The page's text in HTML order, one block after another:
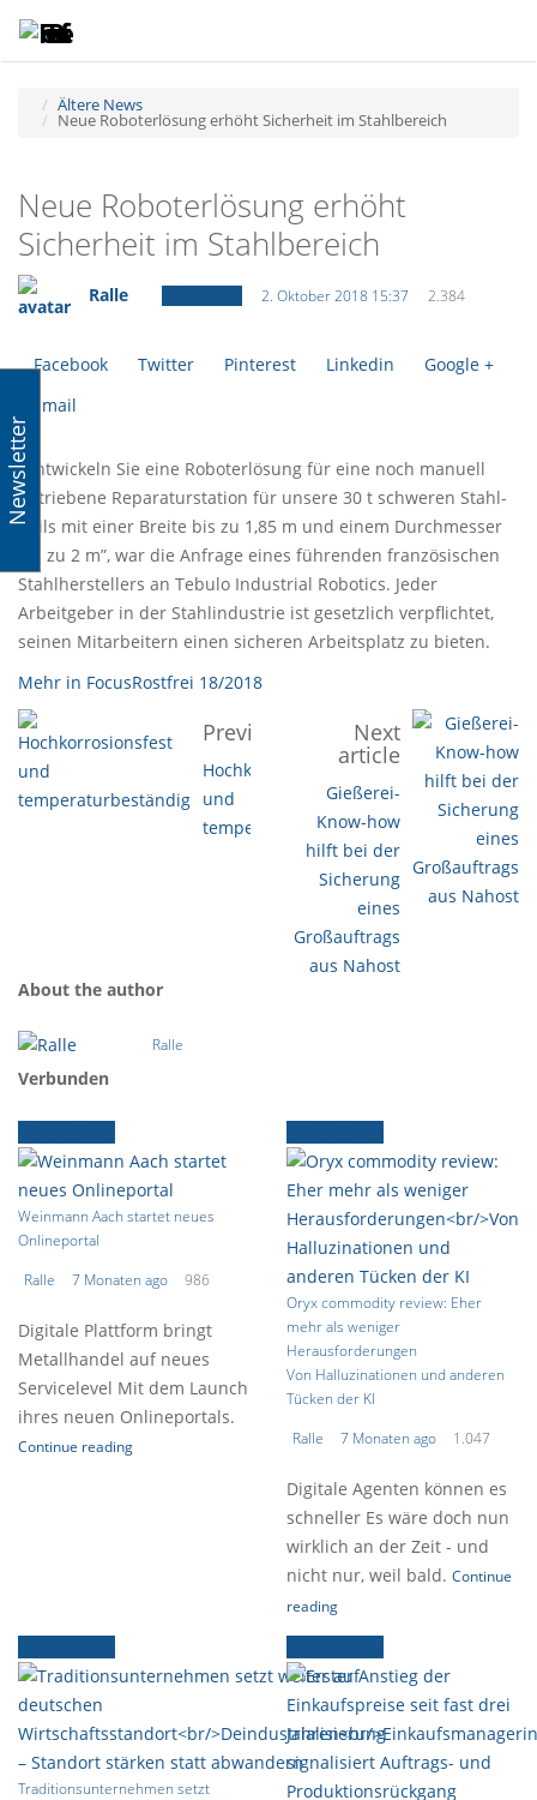
Ältere News
Neue Roboterlösung erhöht Sicherheit im Stahlbereich
Neue Roboterlösung erhöht
Sicherheit im Stahlbereich
Ralle 2. Oktober 2018 15:37 2.384
Facebook Twitter Pinterest Linkedin
Google +
Email
„Entwickeln Sie eine Roboterlösung für eine noch manuell
betriebene Reparaturstation für unsere 30 t schweren Stahl-
Coils mit einer Breite bis zu 1,85 m und einem Durchmesser
bis zu 2 m”, war die Anfrage eines führenden französischen
Stahlherstellers an Tebulo Industrial Robotics. Jeder
Arbeitgeber in der Stahlindustrie ist gesetzlich verpflichtet,
seinen Mitarbeitern einen sicheren Arbeitsplatz zu bieten.
Mehr in FocusRostfrei 18/2018
Previous article
Hochkorrosionsfest
und
temperaturbeständig
Next
article
Gießerei-
Know-how
hilft bei der
Sicherung
eines
Großauftrags
aus Nahost
About the author
Ralle
Verbunden
Weinmann Aach startet neues
Onlineportal
Ralle
7 Monaten ago 986
Digitale Plattform bringt
Metallhandel auf neues
Servicelevel Mit dem Launch
ihres neuen Onlineportals.
Continue reading
Oryx commodity review: Eher
mehr als weniger
Herausforderungen
Von Halluzinationen und anderen
Tücken der KI
Ralle
7 Monaten ago 1.047
Digitale Agenten können es
schneller Es wäre doch nun
wirklich an der Zeit - und
nicht nur, weil bald. Continue
reading
Traditionsunternehmen setzt
Newsletter